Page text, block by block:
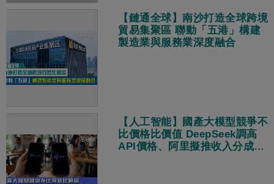
【鏈通全球】南沙打造全球跨境
貿易集聚區 聯動「五港」構建
製造業與服務業深度融合
【人工智能】國產大模型競爭不
比價格比價值 DeepSeek調高
API價格、阿里擬推收入分成策